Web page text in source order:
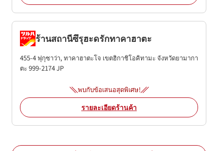
ร้านสถานีซึรุฮะดรักทาคาฮาตะ
455-4 ฟุกุซาว่า, ทาคาฮาตะโจ เขตฮิกาชิโอคิทามะ จังหวัดยามากา
ตะ 999-2174JP
พบกับข้อเสนอสุดพิเศษ!
รายละเอียดร้านค้า